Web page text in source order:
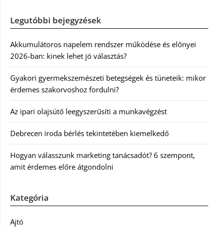
Legutóbbi bejegyzések
Akkumulátoros napelem rendszer működése és előnyei
2026-ban: kinek lehet jó választás?
Gyakori gyermekszemészeti betegségek és tüneteik: mikor
érdemes szakorvoshoz fordulni?
Az ipari olajsütő leegyszerűsíti a munkavégzést
Debrecen iroda bérlés tekintetében kiemelkedő
Hogyan válasszunk marketing tanácsadót? 6 szempont,
amit érdemes előre átgondolni
Kategória
Ajtó